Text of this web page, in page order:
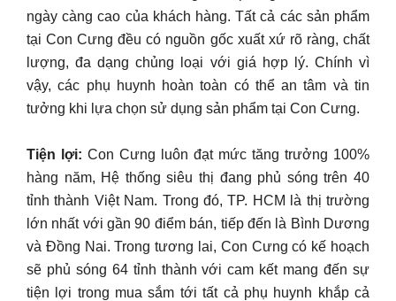
ngày càng cao của khách hàng. Tất cả các sản phẩm
tại Con Cưng đều có nguồn gốc xuất xứ rõ ràng, chất
lượng, đa dạng chủng loại với giá hợp lý. Chính vì
vậy, các phụ huynh hoàn toàn có thể an tâm và tin
tưởng khi lựa chọn sử dụng sản phẩm tại Con Cưng.
Tiện lợi: Con Cưng luôn đạt mức tăng trưởng 100%
hàng năm, Hệ thống siêu thị đang phủ sóng trên 40
tỉnh thành Việt Nam. Trong đó, TP. HCM là thị trường
lớn nhất với gần 90 điểm bán, tiếp đến là Bình Dương
và Đồng Nai. Trong tương lai, Con Cưng có kế hoạch
sẽ phủ sóng 64 tỉnh thành với cam kết mang đến sự
tiện lợi trong mua sắm tới tất cả phụ huynh khắp cả